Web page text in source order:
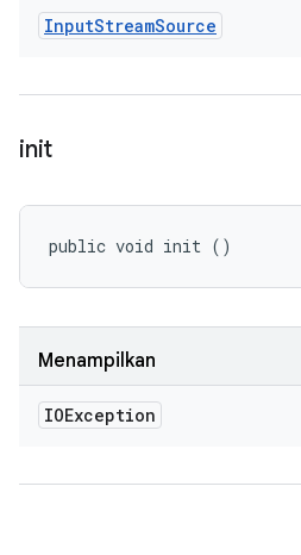
InputStreamSource
init
public void init ()
Menampilkan
IOException